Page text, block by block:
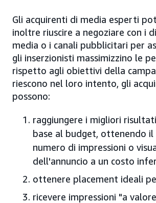
Gli acquirenti di media esperti
inoltre riuscire a negoziare con i
media o i canali pubblicitari per
gli inserzionisti massimizzino le
rispetto agli obiettivi della
riescono nel loro intento, gli
possono:
raggiungere i migliori
base al budget, ottenendo il
numero di impressioni o
dell'annuncio a un costo
ottenere placement ideali
ricevere impressioni "a